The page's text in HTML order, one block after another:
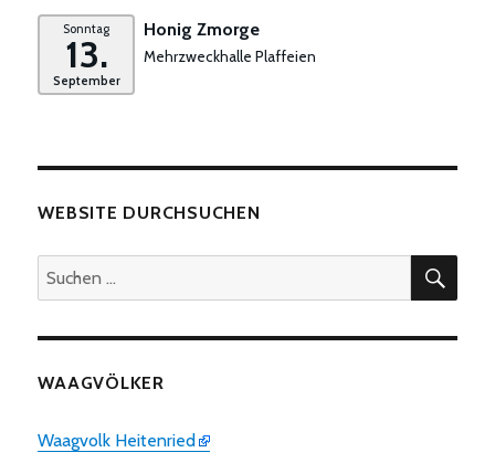
Sonntag
13.
September
Honig Zmorge
Mehrzweckhalle Plaffeien
WEBSITE DURCHSUCHEN
Suchen
nach:
WAAGVÖLKER
Waagvolk Heitenried